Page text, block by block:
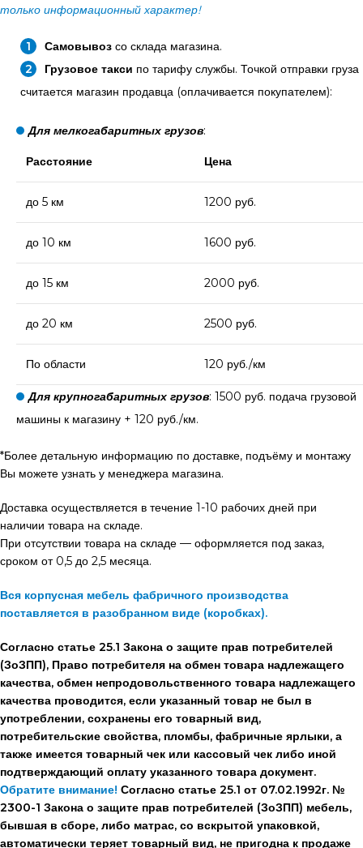
только информационный характер!
Самовывоз со склада магазина.
Грузовое такси по тарифу службы. Точкой отправки груза
считается магазин продавца (оплачивается покупателем):
Для мелкогабаритных грузов:
Расстояние Цена
до 5 км 1200 руб.
до 10 км 1600 руб.
до 15 км 2000 руб.
до 20 км 2500 руб.
По области 120 руб./км
Для крупногабаритных грузов: 1500 руб. подача грузовой
машины к магазину + 120 руб./км.
*Более детальную информацию по доставке, подъёму и монтажу
Вы можете узнать у менеджера магазина.
Доставка осуществляется в течение 1-10 рабочих дней при
наличии товара на складе.
При отсутствии товара на складе — оформляется под заказ,
сроком от 0,5 до 2,5 месяца.
Вся корпусная мебель фабричного производства
поставляется в разобранном виде (коробках).
Согласно статье 25.1 Закона о защите прав потребителей
(ЗоЗПП), Право потребителя на обмен товара надлежащего
качества, обмен непродовольственного товара надлежащего
качества проводится, если указанный товар не был в
употреблении, сохранены его товарный вид,
потребительские свойства, пломбы, фабричные ярлыки, а
также имеется товарный чек или кассовый чек либо иной
подтверждающий оплату указанного товара документ.
Обратите внимание! Согласно статье 25.1 от 07.02.1992г. №
2300-1 Закона о защите прав потребителей (ЗоЗПП) мебель,
бывшая в сборе, либо матрас, со вскрытой упаковкой,
автоматически теряет товарный вид, не пригодна к продаже